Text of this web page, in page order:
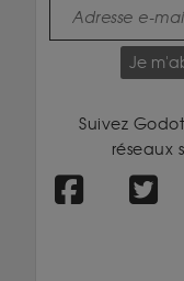
Je
Suivez
réseaux